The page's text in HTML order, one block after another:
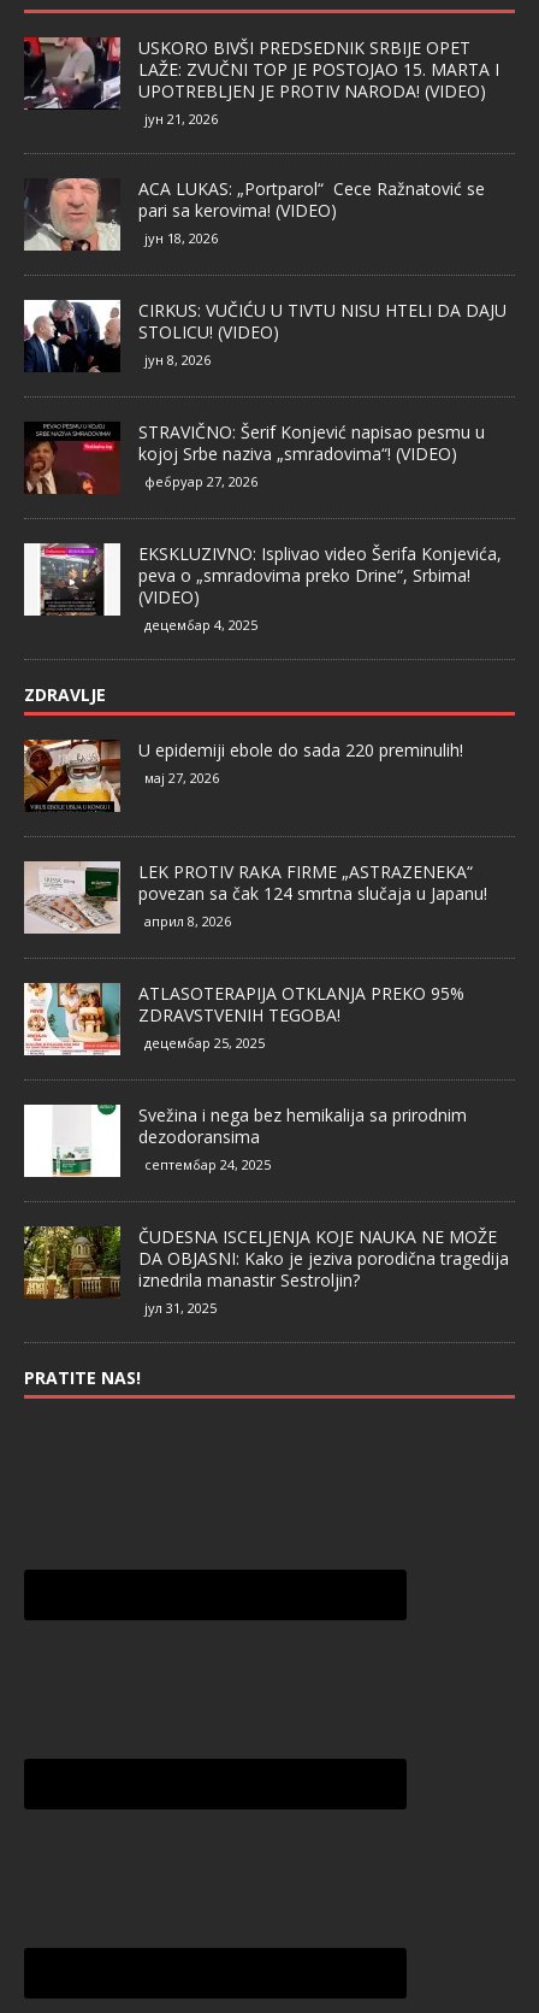
USKORO BIVŠI PREDSEDNIK SRBIJE OPET
LAŽE: ZVUČNI TOP JE POSTOJAO 15. MARTA I
UPOTREBLJEN JE PROTIV NARODA! (VIDEO)
јун 21, 2026
ACA LUKAS: „Portparol“ Cece Ražnatović se
pari sa kerovima! (VIDEO)
јун 18, 2026
CIRKUS: VUČIĆU U TIVTU NISU HTELI DA DAJU
STOLICU! (VIDEO)
јун 8, 2026
STRAVIČNO: Šerif Konjević napisao pesmu u
kojoj Srbe naziva „smradovima“! (VIDEO)
фебруар 27, 2026
EKSKLUZIVNO: Isplivao video Šerifa Konjevića,
peva o „smradovima preko Drine“, Srbima!
(VIDEO)
децембар 4, 2025
ZDRAVLJE
U epidemiji ebole do sada 220 preminulih!
мај 27, 2026
LEK PROTIV RAKA FIRME „ASTRAZENEKA“
povezan sa čak 124 smrtna slučaja u Japanu!
април 8, 2026
ATLASOTERAPIJA OTKLANJA PREKO 95%
ZDRAVSTVENIH TEGOBA!
децембар 25, 2025
Svežina i nega bez hemikalija sa prirodnim
dezodoransima
септембар 24, 2025
ČUDESNA ISCELJENJA KOJE NAUKA NE MOŽE
DA OBJASNI: Kako je jeziva porodična tragedija
iznedrila manastir Sestroljin?
јул 31, 2025
PRATITE NAS!